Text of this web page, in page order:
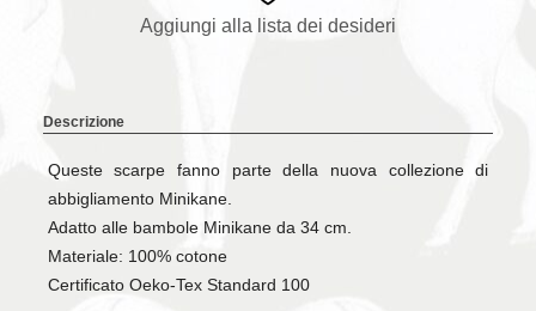
Aggiungi alla lista dei desideri
Descrizione
Queste scarpe fanno parte della nuova collezione di
abbigliamento Minikane.
Adatto alle bambole Minikane da 34 cm.
Materiale: 100% cotone
Certificato Oeko-Tex Standard 100